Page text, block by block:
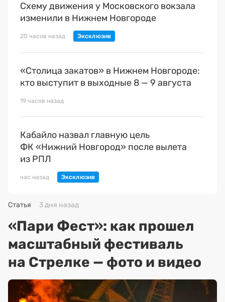
Схему движения у Московского вокзала
изменили в Нижнем Новгороде
20 часов назад
«Столица закатов» в Нижнем Новгороде:
кто выступит в выходные 8 — 9 августа
19 часов назад
Кабайло назвал главную цель
ФК «Нижний Новгород» после вылета
из РПЛ
час назад
Статья 3 дня назад
«Пари Фест»: как прошел
масштабный фестиваль
на Стрелке — фото и видео